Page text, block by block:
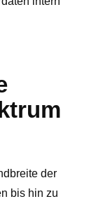
der
bis hin zu